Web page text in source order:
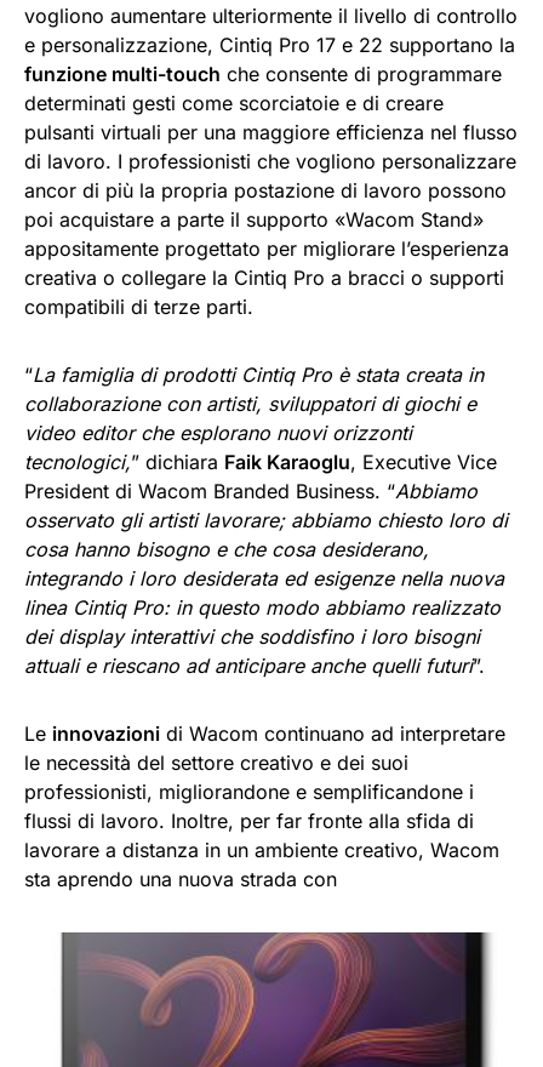
vogliono aumentare ulteriormente il livello di controllo
e personalizzazione, Cintiq Pro 17 e 22 supportano la
funzione multi-touch che consente di programmare
determinati gesti come scorciatoie e di creare
pulsanti virtuali per una maggiore efficienza nel flusso
di lavoro. I professionisti che vogliono personalizzare
ancor di più la propria postazione di lavoro possono
poi acquistare a parte il supporto «Wacom Stand»
appositamente progettato per migliorare l’esperienza
creativa o collegare la Cintiq Pro a bracci o supporti
compatibili di terze parti.
“La famiglia di prodotti Cintiq Pro è stata creata in
collaborazione con artisti, sviluppatori di giochi e
video editor che esplorano nuovi orizzonti
tecnologici,” dichiara Faik Karaoglu, Executive Vice
President di Wacom Branded Business. “Abbiamo
osservato gli artisti lavorare; abbiamo chiesto loro di
cosa hanno bisogno e che cosa desiderano,
integrando i loro desiderata ed esigenze nella nuova
linea Cintiq Pro: in questo modo abbiamo realizzato
dei display interattivi che soddisfino i loro bisogni
attuali e riescano ad anticipare anche quelli futuri”.
Le innovazioni di Wacom continuano ad interpretare
le necessità del settore creativo e dei suoi
professionisti, migliorandone e semplificandone i
flussi di lavoro. Inoltre, per far fronte alla sfida di
lavorare a distanza in un ambiente creativo, Wacom
sta aprendo una nuova strada con